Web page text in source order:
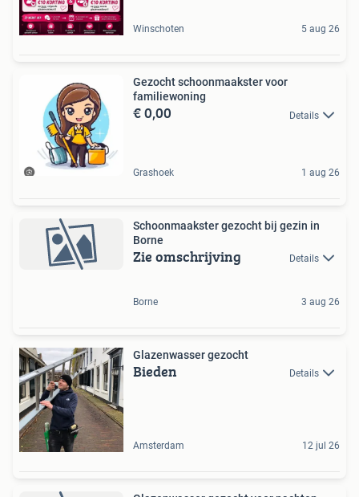
Winschoten 5 aug 26
Gezocht schoonmaakster voor
familiewoning
€ 0,00 Details
Grashoek 1 aug 26
Schoonmaakster gezocht bij gezin in
Borne
Zie omschrijving Details
Borne 3 aug 26
Glazenwasser gezocht
Bieden Details
Amsterdam 12 jul 26